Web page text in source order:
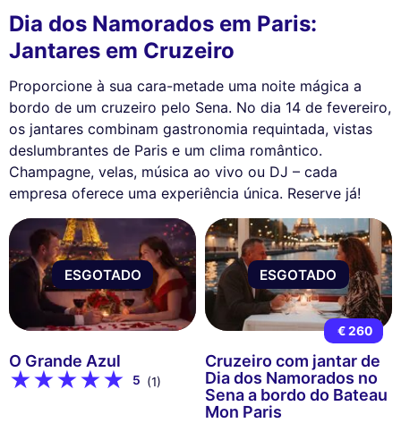
Dia dos Namorados em Paris:
Jantares em Cruzeiro
Proporcione à sua cara-metade uma noite mágica a
bordo de um cruzeiro pelo Sena. No dia 14 de fevereiro,
os jantares combinam gastronomia requintada, vistas
deslumbrantes de Paris e um clima romântico.
Champagne, velas, música ao vivo ou DJ – cada
empresa oferece uma experiência única. Reserve já!
ESGOTADO
O Grande Azul
5 (1)
ESGOTADO
€ 260
Cruzeiro com jantar de
Dia dos Namorados no
Sena a bordo do Bateau
Mon Paris